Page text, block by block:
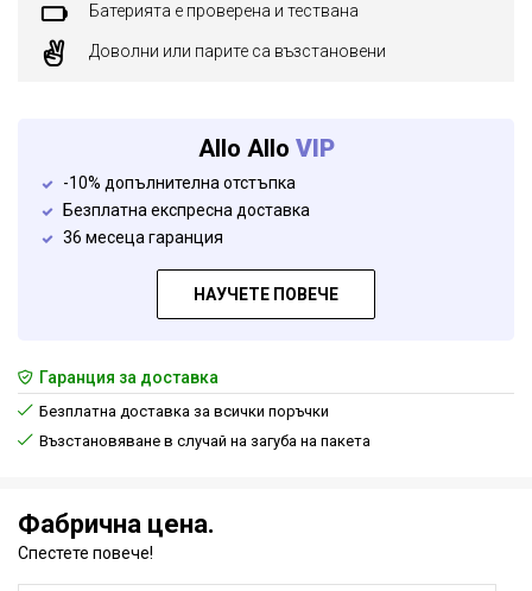
Батерията е проверена и тествана
Доволни или парите са възстановени
Allo Allo VIP
-10% допълнителна отстъпка
Безплатна експресна доставка
36 месеца гаранция
НАУЧЕТЕ ПОВЕЧЕ
Гаранция за доставка
Безплатна доставка за всички поръчки
Възстановяване в случай на загуба на пакета
Фабрична цена.
Спестете повече!